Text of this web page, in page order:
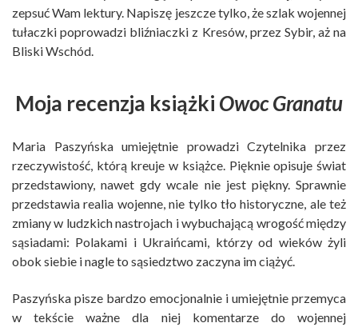
zepsuć Wam lektury. Napiszę jeszcze tylko, że szlak wojennej
tułaczki poprowadzi bliźniaczki z Kresów, przez Sybir, aż na
Bliski Wschód.
Moja recenzja książki Owoc Granatu
Maria Paszyńska umiejętnie prowadzi Czytelnika przez
rzeczywistość, którą kreuje w książce. Pięknie opisuje świat
przedstawiony, nawet gdy wcale nie jest piękny. Sprawnie
przedstawia realia wojenne, nie tylko tło historyczne, ale też
zmiany w ludzkich nastrojach i wybuchającą wrogość między
sąsiadami: Polakami i Ukraińcami, którzy od wieków żyli
obok siebie i nagle to sąsiedztwo zaczyna im ciążyć.
Paszyńska pisze bardzo emocjonalnie i umiejętnie przemyca
w tekście ważne dla niej komentarze do wojennej